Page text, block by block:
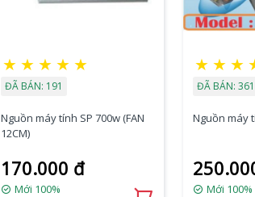
★ ★ ★ ★ ★
ĐÃ BÁN: 191
Nguồn máy tính SP 700w (FAN
12CM)
170.000 đ
Mới 100%
★ ★ ★
ĐÃ BÁN: 361
Nguồn máy
Mới 100%